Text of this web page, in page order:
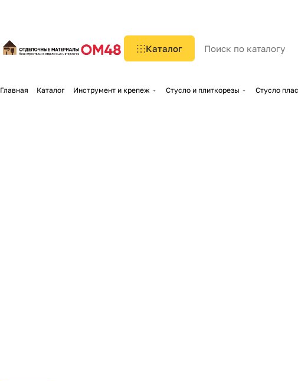
Каталог
Главная Каталог Инструмент и крепеж Стусло и плиткорезы Стусло